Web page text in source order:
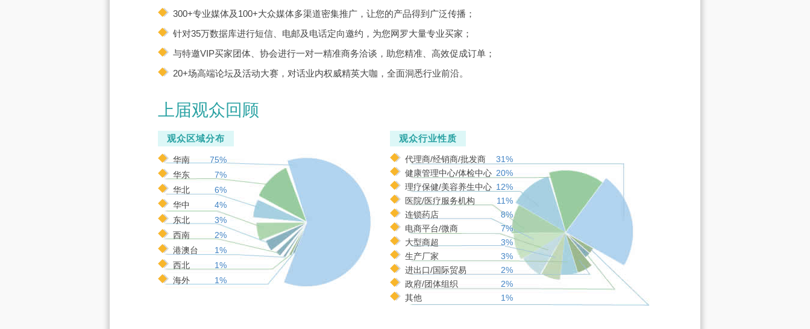
300+专业媒体及100+大众媒体多渠道密集推广，让您的产品得到广泛传播；
针对35万数据库进行短信、电邮及电话定向邀约，为您网罗大量专业买家；
与特邀VIP买家团体、协会进行一对一精准商务洽谈，助您精准、高效促成订单；
20+场高端论坛及活动大赛，对话业内权威精英大咖，全面洞悉行业前沿。
上届观众回顾
观众区域分布
华南
75%
华东
7%
华北
6%
华中
4%
东北
3%
西南
2%
港澳台
1%
西北
1%
海外
1%
观众行业性质
代理商/经销商/批发商
31%
健康管理中心/体检中心 20%
理疗保健/美容养生中心 12%
医院/医疗服务机构
11%
连锁药店
8%
电商平台/微商
7%
大型商超
3%
生产厂家
3%
进出口/国际贸易
2%
政府/团体组织
2%
其他
1%